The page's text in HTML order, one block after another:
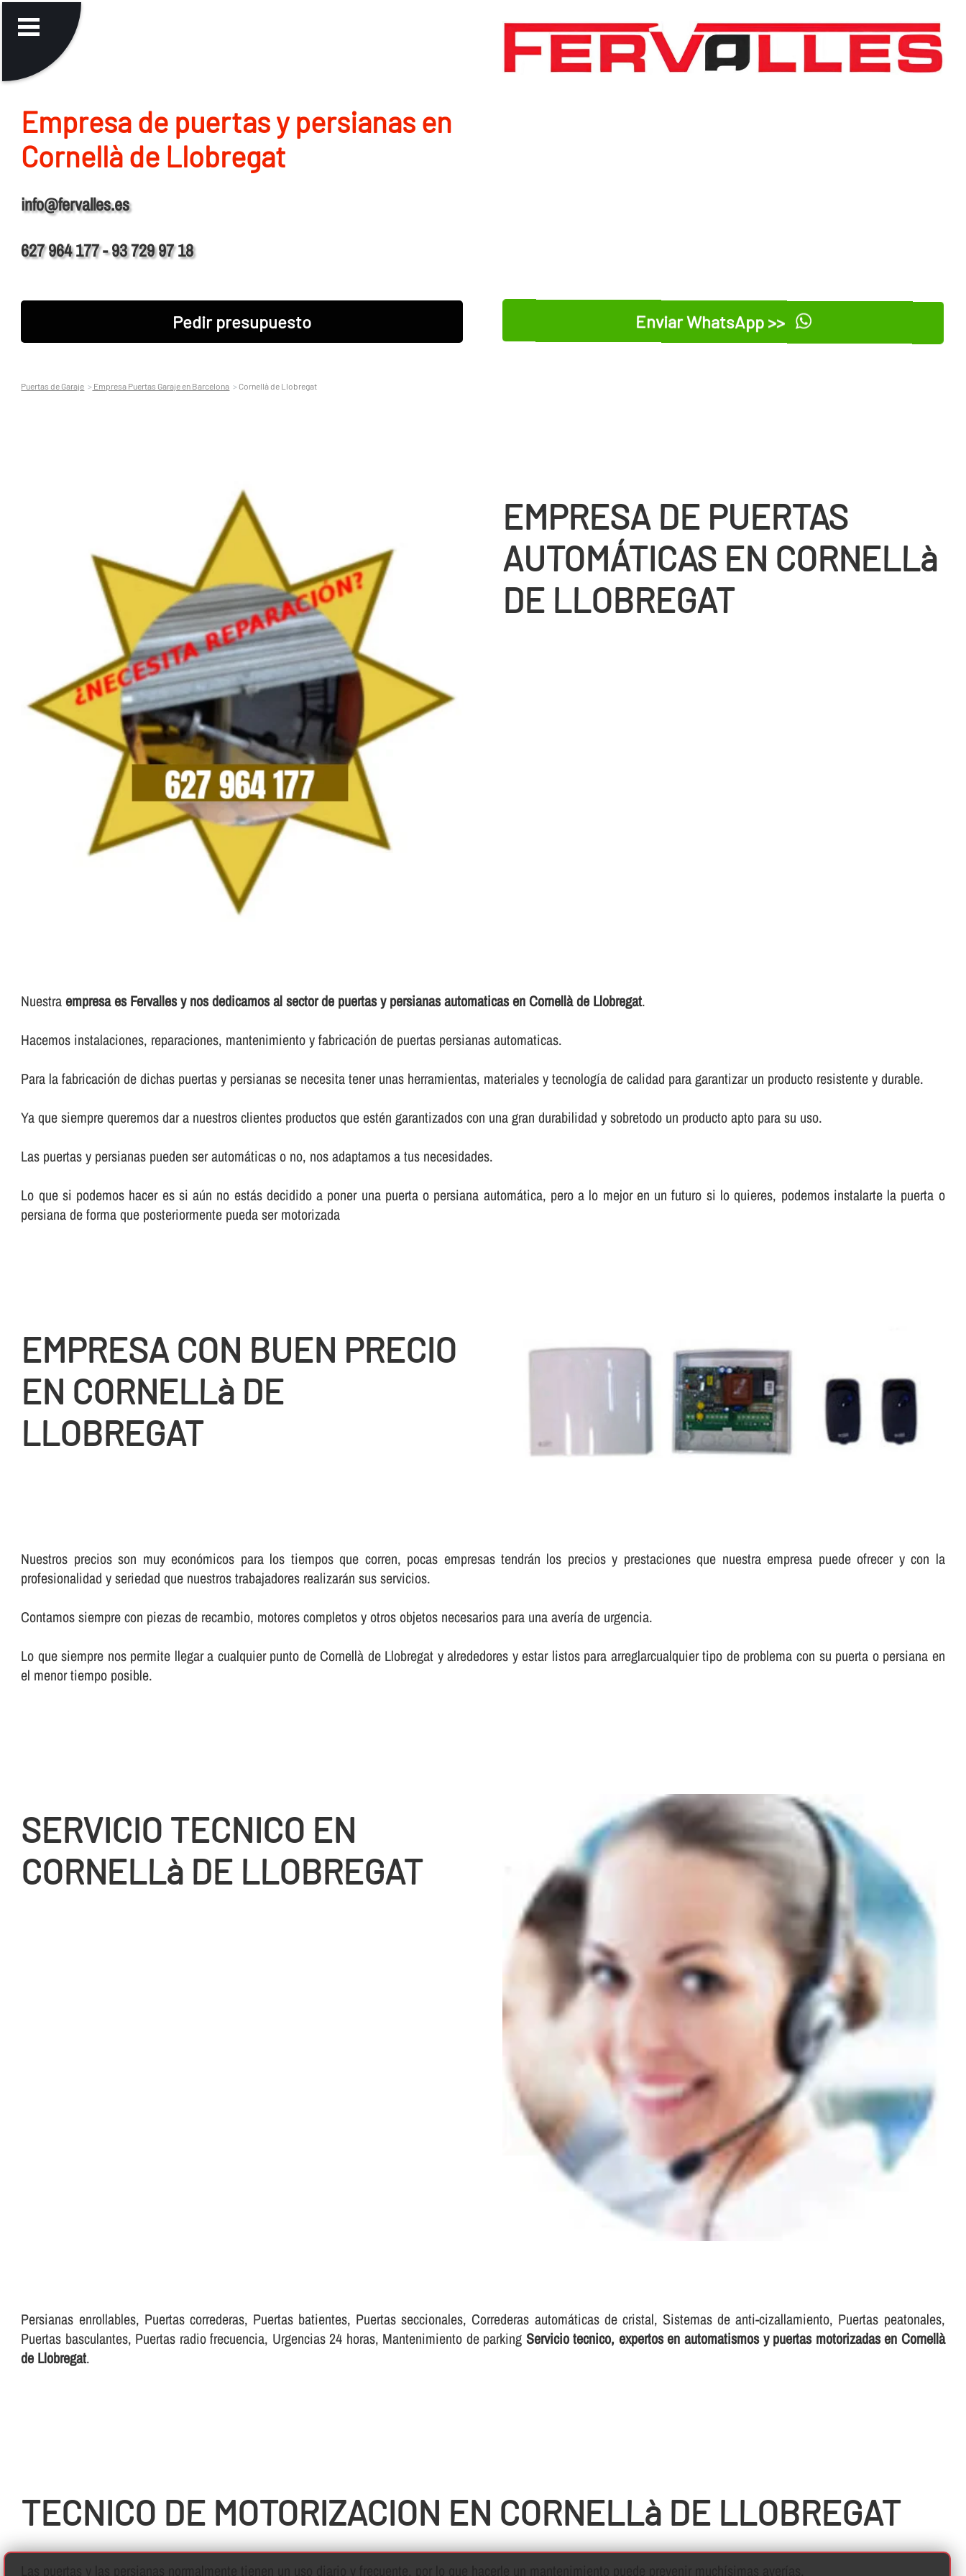
Empresa de puertas y persianas en
Cornellà de Llobregat
info@fervalles.es
627 964 177 - 93 729 97 18
Pedir presupuesto Enviar WhatsApp >>
Puertas de Garaje Empresa Puertas Garaje en Barcelona Cornellà de Llobregat
EMPRESA DE PUERTAS
AUTOMÁTICAS EN CORNELLà
DE LLOBREGAT
Nuestraempresa es Fervalles y nos dedicamos al sector de puertas y persianas automaticas en Cornellà de Llobregat.
Hacemos instalaciones, reparaciones, mantenimiento y fabricación de puertas persianas automaticas.
Para la fabricación de dichas puertas y persianas se necesita tener unas herramientas, materiales y tecnologí­a de calidad para garantizar un producto resistente y durable.
Ya que siempre queremos dar a nuestros clientes productos que estén garantizados con una gran durabilidad y sobretodo un producto apto para su uso.
Las puertas y persianas pueden ser automáticas o no, nos adaptamos a tus necesidades.
Lo que si podemos hacer es si aún no estás decidido a poner una puerta o persiana automática, pero a lo mejor en un futuro si lo quieres, podemos instalarte la puerta o
persiana de forma que posteriormente pueda ser motorizada
EMPRESA CON BUEN PRECIO
EN CORNELLà DE
LLOBREGAT
Nuestros precios son muy económicos para los tiempos que corren, pocas empresas tendrán los precios y prestaciones que nuestra empresa puede ofrecer y con la
profesionalidad y seriedad que nuestros trabajadores realizarán sus servicios.
Contamos siempre con piezas de recambio, motores completos y otros objetos necesarios para una averí­a de urgencia.
Lo que siempre nos permite llegar a cualquier punto de Cornellà de Llobregat y alrededores y estar listos para arreglarcualquier tipo de problema con su puerta o persiana en
el menor tiempo posible.
SERVICIO TECNICO EN
CORNELLà DE LLOBREGAT
Persianas enrollables, Puertas correderas, Puertas batientes, Puertas seccionales, Correderas automáticas de cristal, Sistemas de anti-cizallamiento, Puertas peatonales,
Puertas basculantes, Puertas radio frecuencia, Urgencias 24 horas, Mantenimiento de parking Servicio tecnico, expertos en automatismos y puertas motorizadas en Cornellà
de Llobregat.
TECNICO DE MOTORIZACION EN CORNELLà DE LLOBREGAT